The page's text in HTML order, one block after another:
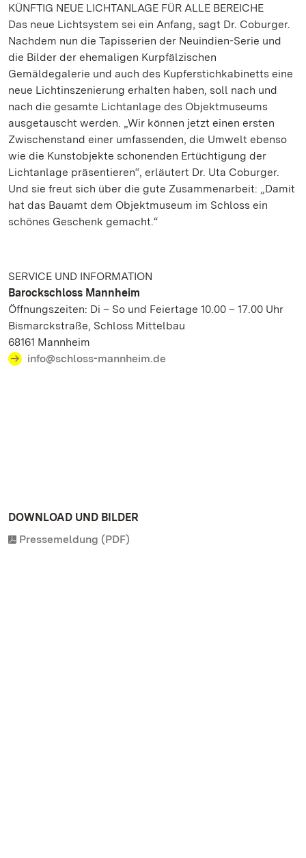
KÜNFTIG NEUE LICHTANLAGE FÜR ALLE BEREICHE
Das neue Lichtsystem sei ein Anfang, sagt Dr. Coburger.
Nachdem nun die Tapisserien der Neuindien-Serie und
die Bilder der ehemaligen Kurpfälzischen
Gemäldegalerie und auch des Kupferstichkabinetts eine
neue Lichtinszenierung erhalten haben, soll nach und
nach die gesamte Lichtanlage des Objektmuseums
ausgetauscht werden. „Wir können jetzt einen ersten
Zwischenstand einer umfassenden, die Umwelt ebenso
wie die Kunstobjekte schonenden Ertüchtigung der
Lichtanlage präsentieren“, erläutert Dr. Uta Coburger.
Und sie freut sich über die gute Zusammenarbeit: „Damit
hat das Bauamt dem Objektmuseum im Schloss ein
schönes Geschenk gemacht.“
SERVICE UND INFORMATION
Barockschloss Mannheim
Öffnungszeiten: Di – So und Feiertage 10.00 – 17.00 Uhr
Bismarckstraße, Schloss Mittelbau
68161 Mannheim
info@schloss-mannheim.de
DOWNLOAD UND BILDER
Pressemeldung (PDF)